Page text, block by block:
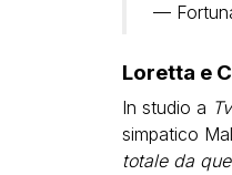
—
Loretta e
In studio a
simpatico
totale da